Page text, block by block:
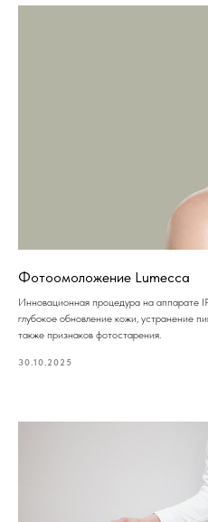
Фотоомоложение Lumecca
Инновационная процедура на аппарате
глубокое обновление кожи, устранение
также признаков фотостарения.
30.10.2025